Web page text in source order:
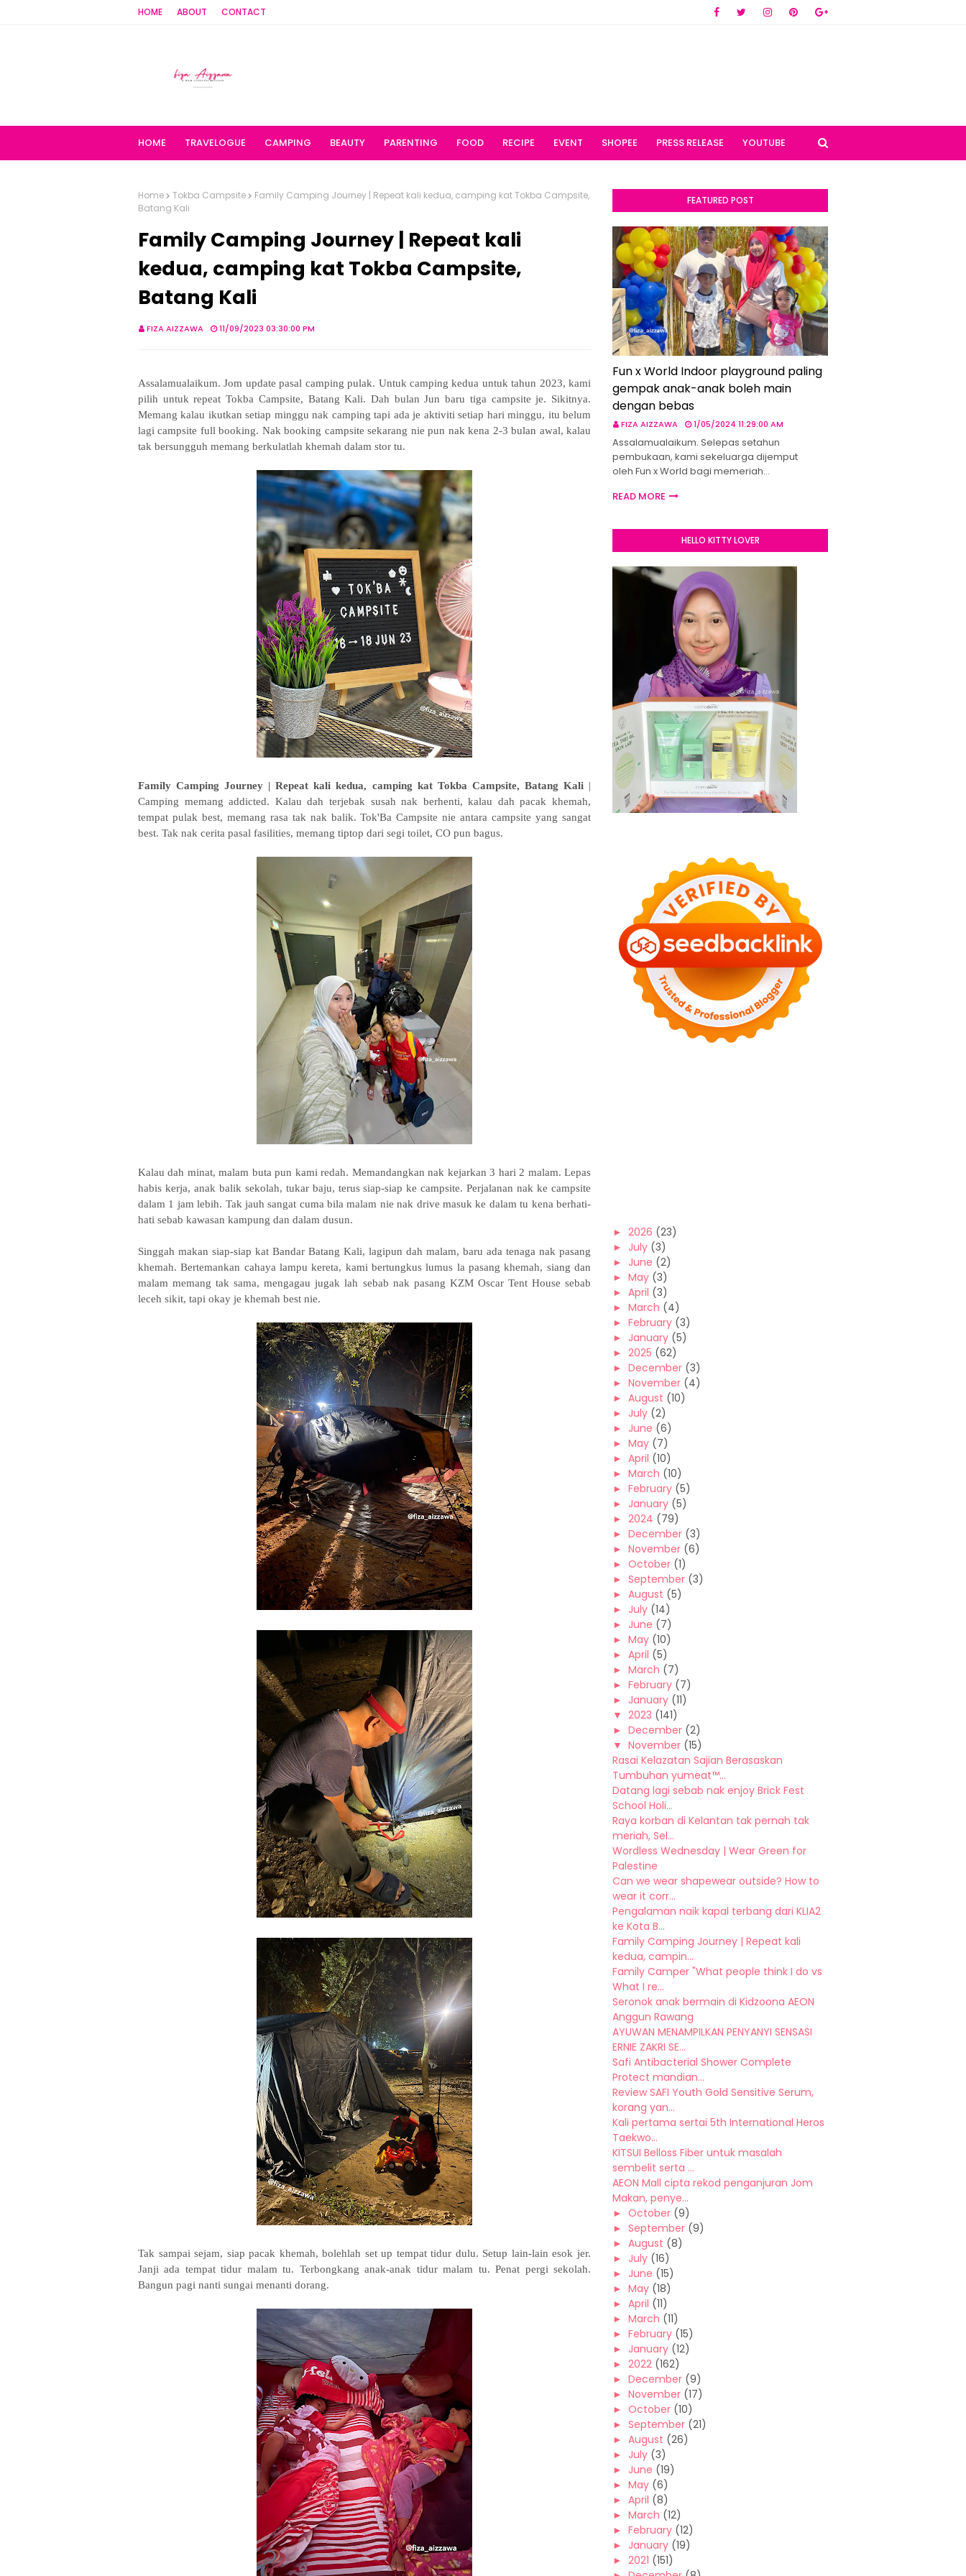
HOME ABOUT CONTACT
HOME TRAVELOGUE CAMPING BEAUTY PARENTING FOOD RECIPE EVENT SHOPEE PRESS RELEASE YOUTUBE
Home Tokba Campsite
Family Camping Journey | Repeat kali kedua, camping kat Tokba Campsite,
Batang Kali
Family Camping Journey | Repeat kali
kedua, camping kat Tokba Campsite,
Batang Kali
FIZA AIZZAWA 11/09/2023 03:30:00 PM
Assalamualaikum. Jom update pasal camping pulak. Untuk camping kedua untuk tahun 2023, kami
pilih untuk repeat Tokba Campsite, Batang Kali. Dah bulan Jun baru tiga campsite je. Sikitnya.
Memang kalau ikutkan setiap minggu nak camping tapi ada je aktiviti setiap hari minggu, itu belum
lagi campsite full booking. Nak booking campsite sekarang nie pun nak kena 2-3 bulan awal, kalau
tak bersungguh memang berkulatlah khemah dalam stor tu.
Family Camping Journey | Repeat kali kedua, camping kat Tokba Campsite, Batang Kali |
Camping memang addicted. Kalau dah terjebak susah nak berhenti, kalau dah pacak khemah,
tempat pulak best, memang rasa tak nak balik. Tok'Ba Campsite nie antara campsite yang sangat
best. Tak nak cerita pasal fasilities, memang tiptop dari segi toilet, CO pun bagus.
Kalau dah minat, malam buta pun kami redah. Memandangkan nak kejarkan 3 hari 2 malam. Lepas
habis kerja, anak balik sekolah, tukar baju, terus siap-siap ke campsite. Perjalanan nak ke campsite
dalam 1 jam lebih. Tak jauh sangat cuma bila malam nie nak drive masuk ke dalam tu kena berhati-
hati sebab kawasan kampung dan dalam dusun.
Singgah makan siap-siap kat Bandar Batang Kali, lagipun dah malam, baru ada tenaga nak pasang
khemah. Bertemankan cahaya lampu kereta, kami bertungkus lumus la pasang khemah, siang dan
malam memang tak sama, mengagau jugak lah sebab nak pasang KZM Oscar Tent House sebab
leceh sikit, tapi okay je khemah best nie.
Tak sampai sejam, siap pacak khemah, bolehlah set up tempat tidur dulu. Setup lain-lain esok jer.
Janji ada tempat tidur malam tu. Terbongkang anak-anak tidur malam tu. Penat pergi sekolah.
Bangun pagi nanti sungai menanti dorang.
FEATURED POST
Fun x World Indoor playground paling
gempak anak-anak boleh main
dengan bebas
FIZA AIZZAWA 1/05/2024 11:29:00 AM
Assalamualaikum. Selepas setahun
pembukaan, kami sekeluarga dijemput
oleh Fun x World bagi memeriah…
READ MORE
HELLO KITTY LOVER
► 2026 (23)
► July (3)
► June (2)
► May (3)
► April (3)
► March (4)
► February (3)
► January (5)
► 2025 (62)
► December (3)
► November (4)
► August (10)
► July (2)
► June (6)
► May (7)
► April (10)
► March (10)
► February (5)
► January (5)
► 2024 (79)
► December (3)
► November (6)
► October (1)
► September (3)
► August (5)
► July (14)
► June (7)
► May (10)
► April (5)
► March (7)
► February (7)
► January (11)
▼ 2023 (141)
► December (2)
▼ November (15)
Rasai Kelazatan Sajian Berasaskan
Tumbuhan yumeat™...
Datang lagi sebab nak enjoy Brick Fest
School Holi...
Raya korban di Kelantan tak pernah tak
meriah, Sel...
Wordless Wednesday | Wear Green for
Palestine
Can we wear shapewear outside? How to
wear it corr...
Pengalaman naik kapal terbang dari KLIA2
ke Kota B...
Family Camping Journey | Repeat kali
kedua, campin...
Family Camper "What people think I do vs
What I re...
Seronok anak bermain di Kidzoona AEON
Anggun Rawang
AYUWAN MENAMPILKAN PENYANYI SENSASI
ERNIE ZAKRI SE...
Safi Antibacterial Shower Complete
Protect mandian...
Review SAFI Youth Gold Sensitive Serum,
korang yan...
Kali pertama sertai 5th International Heros
Taekwo...
KITSUI Belloss Fiber untuk masalah
sembelit serta ...
AEON Mall cipta rekod penganjuran Jom
Makan, penye...
► October (9)
► September (9)
► August (8)
► July (16)
► June (15)
► May (18)
► April (11)
► March (11)
► February (15)
► January (12)
► 2022 (162)
► December (9)
► November (17)
► October (10)
► September (21)
► August (26)
► July (3)
► June (19)
► May (6)
► April (8)
► March (12)
► February (12)
► January (19)
► 2021 (151)